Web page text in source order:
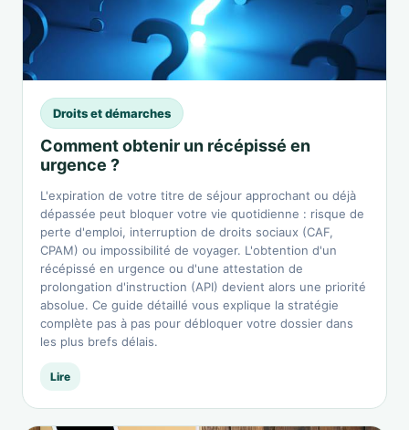
Droits et démarches
Comment obtenir un récépissé en
urgence ?
L'expiration de votre titre de séjour approchant ou déjà
dépassée peut bloquer votre vie quotidienne : risque de
perte d'emploi, interruption de droits sociaux (CAF,
CPAM) ou impossibilité de voyager. L'obtention d'un
récépissé en urgence ou d'une attestation de
prolongation d'instruction (API) devient alors une priorité
absolue. Ce guide détaillé vous explique la stratégie
complète pas à pas pour débloquer votre dossier dans
les plus brefs délais.
Lire